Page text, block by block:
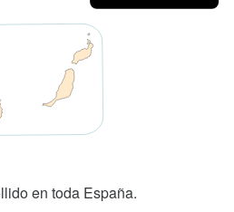
en toda España.